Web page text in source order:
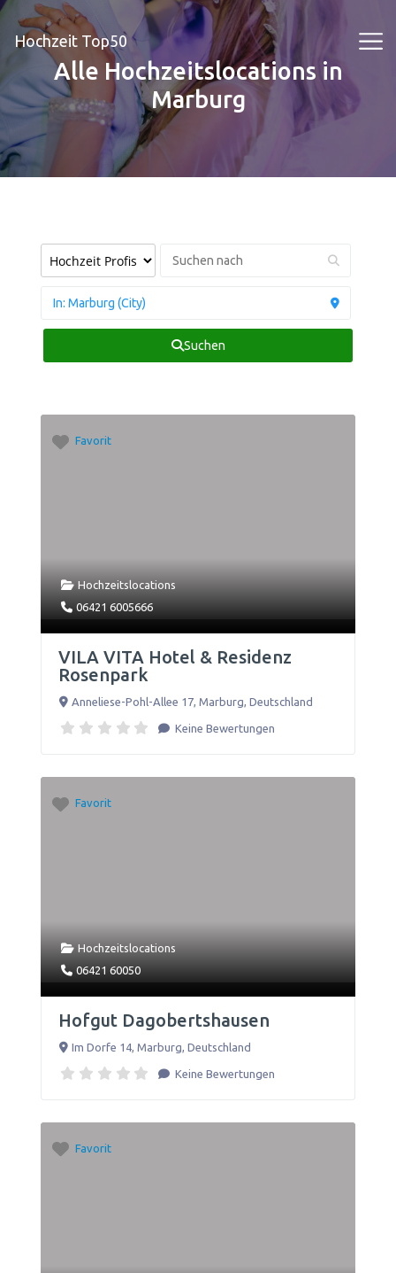
Hochzeit Top50
Alle Hochzeitslocations in
Marburg
Suchen
Favorit
Hochzeitslocations
06421 6005666
VILA VITA Hotel & Residenz
Rosenpark
Anneliese-Pohl-Allee 17, Marburg, Deutschland
Keine Bewertungen
Favorit
Hochzeitslocations
06421 60050
Hofgut Dagobertshausen
Im Dorfe 14, Marburg Deutschland
Keine Bewertungen
Favorit